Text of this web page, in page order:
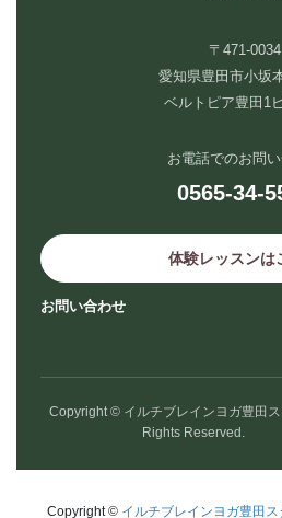
〒471-0034
愛知県豊田市小坂
ベルトピア豊田1
お電話でのお問
0565-34-
体験レッスンは
お問い合わせ
Copyright © イルチブレインヨガ豊田ス
Rights Reserved.
Copyright © イルチブレインヨガ豊田ス